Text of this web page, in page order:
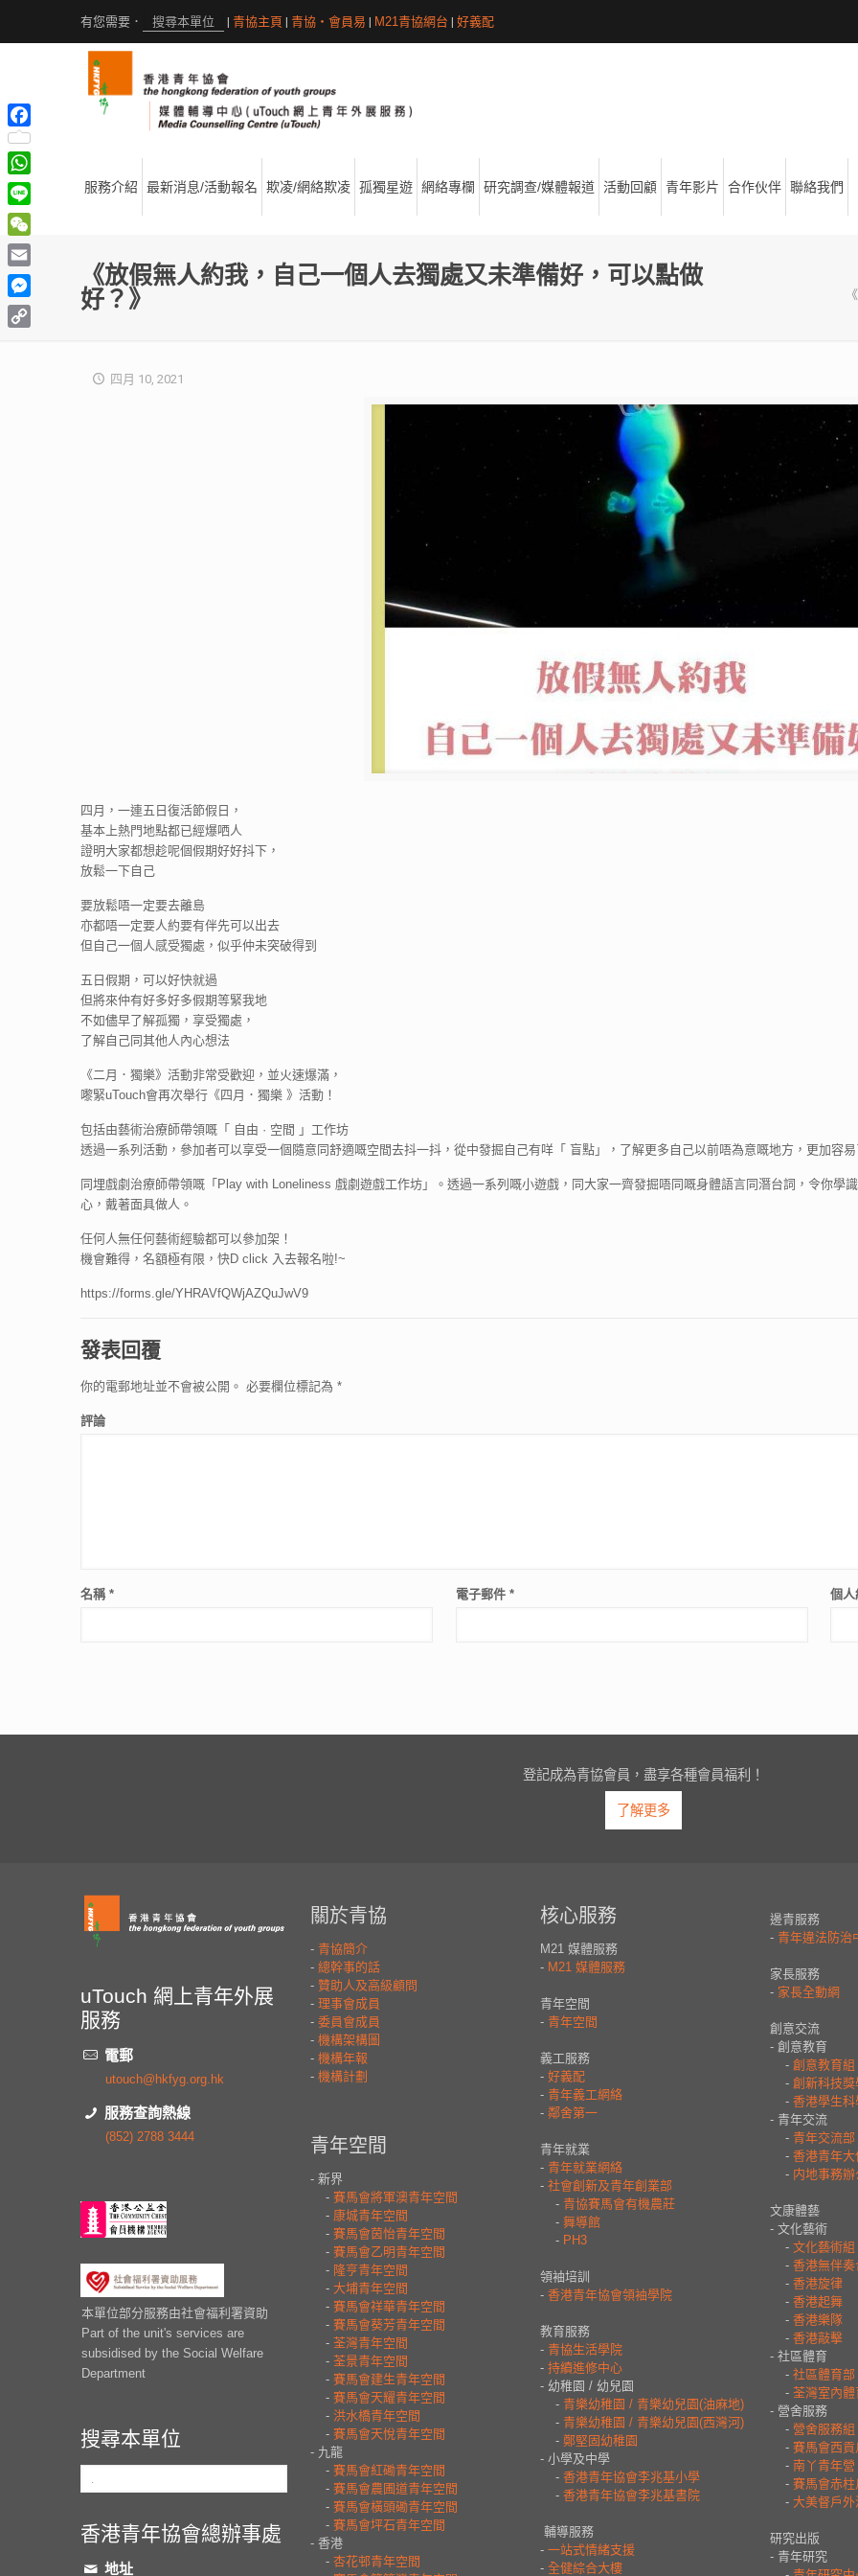
| 青協主頁 | 青協・會員易 | M21青協網台 | 好義配
服務介紹 最新消息/活動報名 欺凌/網絡欺凌 孤獨星遊 網絡專欄 研究調查/媒體報道 活動回顧 青年影片 合作伙伴 聯絡我們
《放假無人約我，自己一個人去獨處又未準備好，可以點做
好？》
四月 10, 2021
四月，一連五日復活節假日，
基本上熱門地點都已經爆哂人
證明大家都想趁呢個假期好好抖下，
放鬆一下自己
要放鬆唔一定要去離島
亦都唔一定要人約要有伴先可以出去
但自己一個人感受獨處，似乎仲未突破得到
五日假期，可以好快就過
但將來仲有好多好多假期等緊我地
不如儘早了解孤獨，享受獨處，
了解自己同其他人內心想法
《二月．獨樂》活動非常受歡迎，並火速爆滿，
嚟緊uTouch會再次舉行《四月．獨樂 》活動！
包括由藝術治療師帶領嘅「 自由 · 空間 」工作坊
透過一系列活動，參加者可以享受一個隨意同舒適嘅空間去抖一抖，從中發掘自己有咩「 盲點」，了解更多自己以前唔為意嘅地方，更加容
同埋戲劇治療師帶領嘅「Play with Loneliness 戲劇遊戲工作坊」。透過一系列嘅小遊戲，同大家一齊發掘唔同嘅身體語言同潛台詞，令你學
心，戴著面具做人。
任何人無任何藝術經驗都可以參加架！
機會難得，名額極有限，快D click 入去報名啦!~
https://forms.gle/YHRAVfQWjAZQuJwV9
發表回覆
你的電郵地址並不會被公開。 必要欄位標記為 *
評論
名稱 * 電子郵件 * 個人
登記成為青協會員，盡享各種會員福利！
了解更多
uTouch 網上青年外展
服務
電郵
utouch@hkfyg.org.hk
服務查詢熱線
(852) 2788 3444
本單位部分服務由社會福利署資助
Part of the unit's services are
subsidised by the Social Welfare
Department
搜尋本單位
香港青年協會總辦事處
地址
Facebook
WhatsApp
Line
WeChat
Email
Messenger